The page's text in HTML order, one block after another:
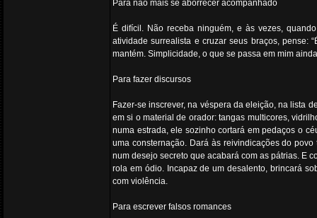
Para não mais se aborrecer acompanhado
É difícil. Não receba ninguém, e às vezes,
atividade surrealista e cruzar seus braços, pense:
mantém. Simplicidade, o que se passa em mim
Para fazer discursos
Fazer-se inscrever, na véspera da eleição, na lista
em si o material de orador: tangas multicores,
numa estrada, ele sozinho cortará em pedaços o
uma consternação. Dará às reivindicações do
num desejo secreto que acabará com as pátrias. E
rola em ódio. Incapaz de um desalento, brincará
com violência.
Para escrever falsos romances